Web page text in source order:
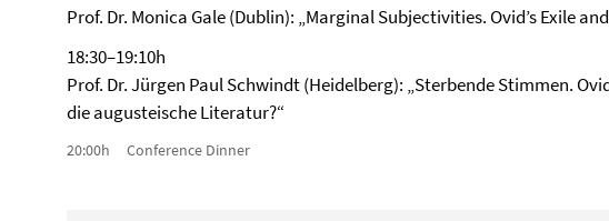
Prof. Dr. Monica Gale (Dublin): „Marginal Subjectivities. Ovid’s Exile
18:30–19:10h
Prof. Dr. Jürgen Paul Schwindt (Heidelberg): „Sterbende Stimmen.
die augusteische Literatur?“
20:00h Conference Dinner